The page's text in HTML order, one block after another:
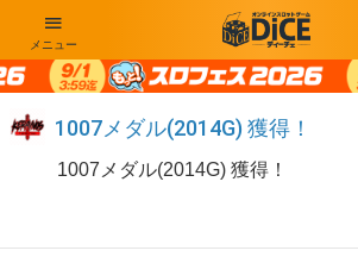
メニュー
1007メダル(2014G) 獲得！
1007メダル(2014G) 獲得！